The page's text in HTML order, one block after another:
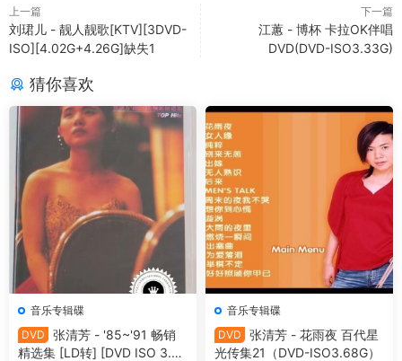
上一篇
刘珺儿 - 靓人靓歌[KTV][3DVD-
ISO][4.02G+4.26G]缺失1
下一篇
江蕙 - 博杯 卡拉OK伴唱
DVD(DVD-ISO3.33G)
猜你喜欢
音乐专辑碟
DVD
张清芳 - '85~'91 畅销
精选集 [LD转] [DVD ISO 3.59
音乐专辑碟
DVD
张清芳 - 花雨夜 百代星
光传集21（DVD-ISO3.68G）